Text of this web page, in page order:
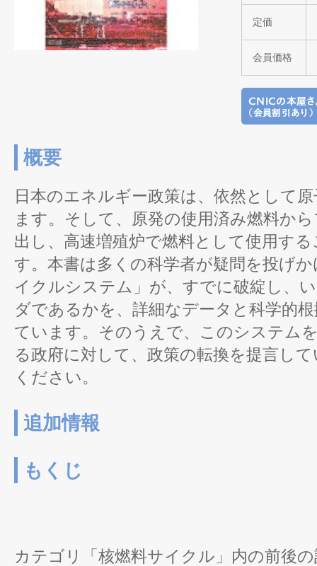
定価
会員価格
概要
日本のエネルギー政策は、依然として
ます。そして、原発の使用済み燃料か
出し、高速増殖炉で燃料として使用す
す。本書は多くの科学者が疑問を投げ
イクルシステム」が、すでに破綻し、
ダであるかを、詳細なデータと科学的
ています。そのうえで、このシステム
る政府に対して、政策の転換を提言し
ください。
追加情報
もくじ
カテゴリ「核燃料サイクル」内の前後